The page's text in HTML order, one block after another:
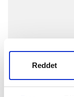
Reddet
Süper Lig'in 8.